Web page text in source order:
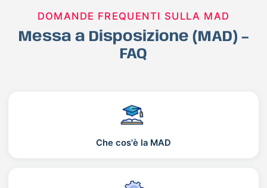
DOMANDE FREQUENTI SULLA MAD
Messa a Disposizione (MAD) –
FAQ
Che cos'è la MAD